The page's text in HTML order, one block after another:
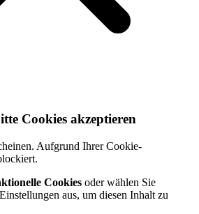
Cookies akzeptieren
Aufgrund Ihrer Cookie-
Cookies oder wählen Sie
aus, um diesen Inhalt zu